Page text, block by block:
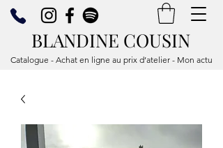
BLANDINE COUSIN
Catalogue - Achat en ligne au prix d’atelier - Mon actu